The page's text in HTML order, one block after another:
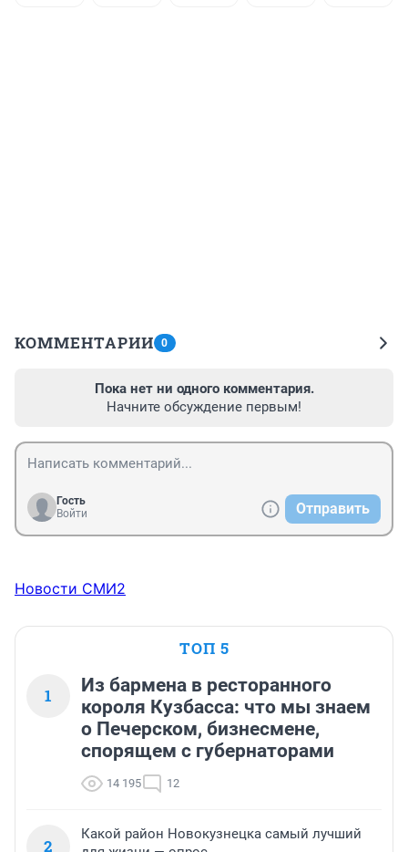
КОММЕНТАРИИ 0
Пока нет ни одного комментария.
Начните обсуждение первым!
Гость
Войти
Отправить
Новости СМИ2
ТОП 5
1
Из бармена в ресторанного
короля Кузбасса: что мы знаем
о Печерском, бизнесмене,
спорящем с губернаторами
14 195 12
2
Какой район Новокузнецка самый лучший